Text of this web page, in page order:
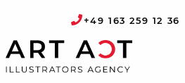
+49 163 259 12 36